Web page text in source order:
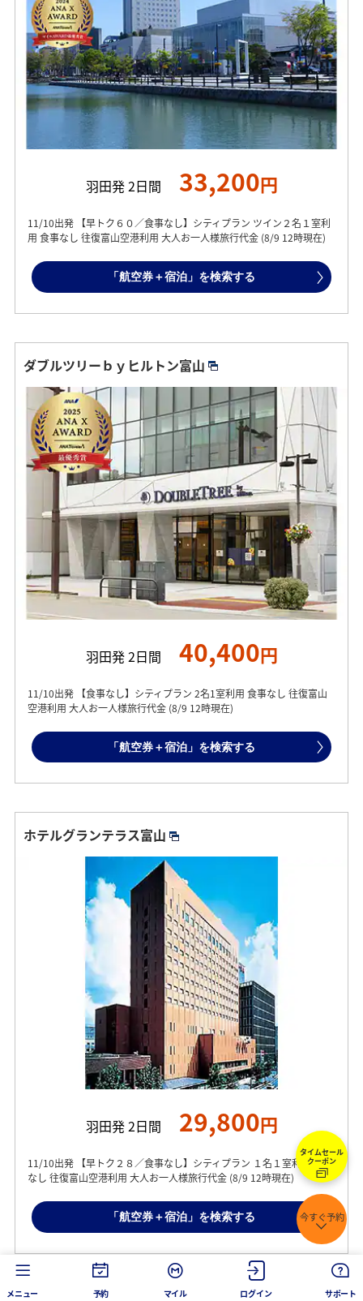
タイムセール
クーポン
今すぐ予約
羽田発 2日間 33,200円
11/10出発 【早トク６０／食事なし】シティプラン ツイン２名１室利
用 食事なし 往復富山空港利用 大人お一人様旅行代金 (8/9 12時現在)
「航空券＋宿泊」を検索する
ダブルツリーｂｙヒルトン富山
羽田発 2日間 40,400円
11/10出発 【食事なし】シティプラン 2名1室利用 食事なし 往復富山
空港利用 大人お一人様旅行代金 (8/9 12時現在)
「航空券＋宿泊」を検索する
ホテルグランテラス富山
羽田発 2日間 29,800円
11/10出発 【早トク２８／食事なし】シティプラン １名１室利用 食事
なし 往復富山空港利用 大人お一人様旅行代金 (8/9 12時現在)
「航空券＋宿泊」を検索する
メニュー 予約 マイル ログイン サポート